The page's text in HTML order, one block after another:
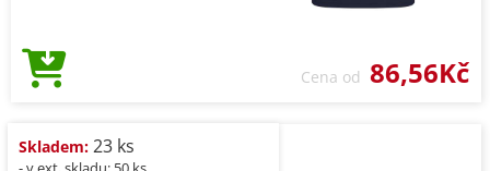
Cena od 86,56Kč
Skladem: 23 ks